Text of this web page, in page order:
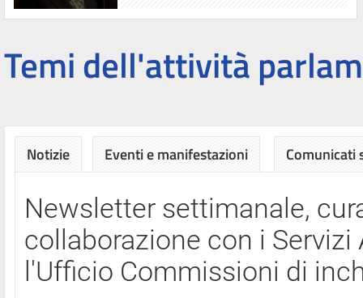
Temi dell'attività
Notizie Eventi e manifestazioni Comunicati
Newsletter settimanale,
collaborazione con i
l'Ufficio Commissioni di